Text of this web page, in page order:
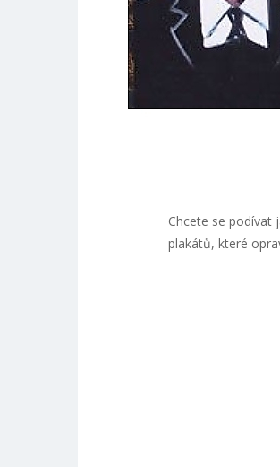
Chcete se podívat
plakátů, které